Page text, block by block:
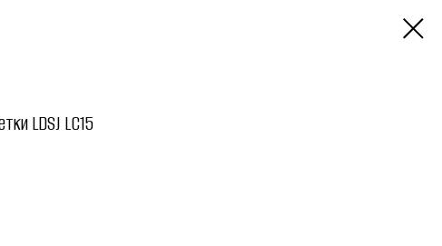
LDSJ LC15